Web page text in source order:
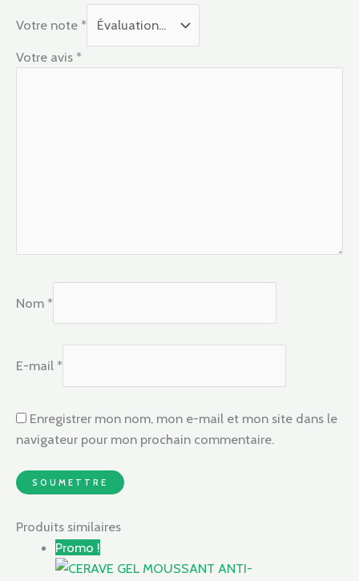
Votre note *
Votre avis *
Nom *
E-mail *
Enregistrer mon nom, mon e-mail et mon site dans le
navigateur pour mon prochain commentaire.
Produits similaires
Promo !